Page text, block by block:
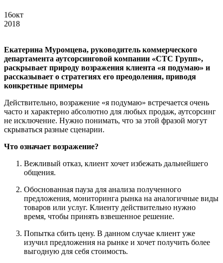
16окт
2018
Екатерина Муромцева, руководитель коммерческого
департамента аутсорсинговой компании «СТС Групп»,
раскрывает природу возражения клиента «я подумаю» и
рассказывает о стратегиях его преодоления, приводя
конкретные примеры
Действительно, возражение «я подумаю» встречается очень
часто и характерно абсолютно для любых продаж, аутсорсинг
не исключение. Нужно понимать, что за этой фразой могут
скрываться разные сценарии.
Что означает возражение?
Вежливый отказ, клиент хочет избежать дальнейшего
общения.
Обоснованная пауза для анализа полученного
предложения, мониторинга рынка на аналогичные виды
товаров или услуг. Клиенту действительно нужно
время, чтобы принять взвешенное решение.
Попытка сбить цену. В данном случае клиент уже
изучил предложения на рынке и хочет получить более
выгодную для себя стоимость.